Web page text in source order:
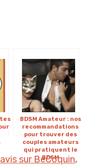
BDSM Amateur : nos
recommandations
pour trouver des
couples amateurs
qui pratiquent le
BDSM
avis sur BeCoquin,